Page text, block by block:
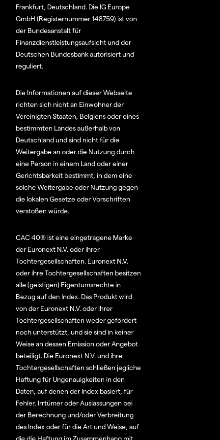
Frankfurt, Deutschland. Die IG Europe
GmbH (Registernummer 148759) ist von
der Bundesanstalt für
Finanzdienstleistungsaufsicht und der
Deutschen Bundesbank autorisiert und
reguliert.
Die Informationen auf dieser Webseite
richten sich nicht an Einwohner der
Vereinigten Staaten, Belgiens oder eines
bestimmten Landes außerhalb von
Deutschland und sind nicht für die
Weitergabe an oder die Nutzung durch
eine Person in einem Land oder einer
Gerichtsbarkeit bestimmt, in dem eine
solche Weitergabe oder Nutzung gegen
die lokalen Gesetze oder Vorschriften
verstoßen würde.
CAC 40® ist eine eingetragene Marke
der Euronext N.V. oder ihrer
Tochtergesellschaften. Euronext N.V.
oder ihre Tochtergesellschaften besitzen
alle (geistigen) Eigentumsrechte in
Bezug auf den Index. Das Produkt wird
von der Euronext N.V. oder ihrer
Tochtergesellschaften weder gefördert
noch unterstützt, und sie sind in keiner
Weise an dessen Emission oder Angebot
beteiligt. Die Euronext N.V. und ihre
Tochtergesellschaften schließen jegliche
Haftung für Ungenauigkeiten in den
Daten, auf denen der Index basiert, für
Fehler, Irrtümer oder Auslassungen bei
der Berechnung und/oder Verbreitung
des Index oder für die Art und Weise, auf